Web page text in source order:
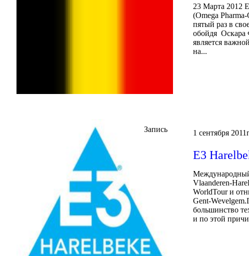
23 Марта 2012
(Omega
пятый раз в
обойдя Оскара
является
на...
Запись 1 сентября
E3
Vlaanderen-
WorldTour и
Gent-
большинство
и по этой